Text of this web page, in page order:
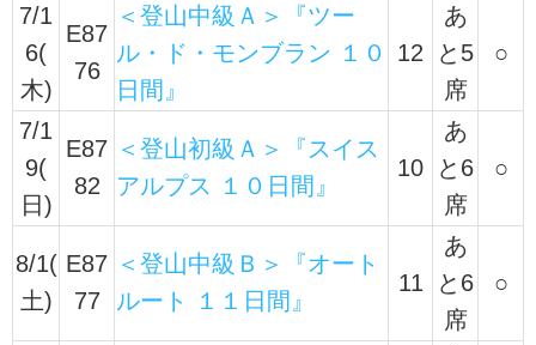
7/1
6(
木)
E87
76
＜登山中級Ａ＞『ツー
ル・ド・モンブラン １０
日間』
12
あ
と5
席
○
7/1
9(
日)
E87
82
＜登山初級Ａ＞『スイス
アルプス １０日間』
10
あ
と6
席
○
8/1(
土)
E87
77
＜登山中級Ｂ＞『オート
ルート １１日間』
11
あ
と6
席
○